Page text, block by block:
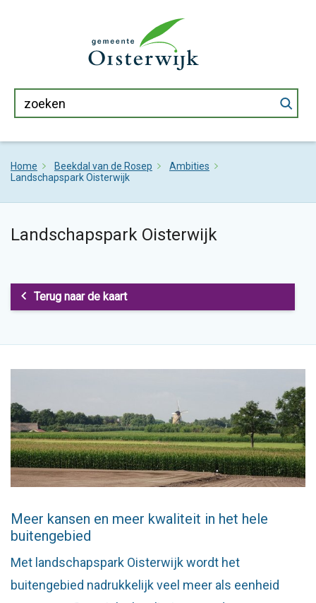
Home Beekdal van de Rosep
Ambities
Landschapspark Oisterwijk
Landschapspark Oisterwijk
Terug naar de kaart
Meer kansen en meer kwaliteit in het hele
buitengebied
Met landschapspark Oisterwijk wordt het
buitengebied nadrukkelijk veel meer als eenheid